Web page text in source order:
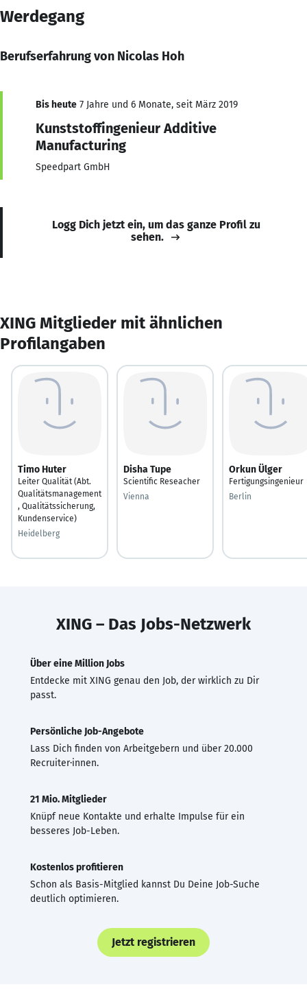
Werdegang
Berufserfahrung von Nicolas Hoh
Bis heute 7 Jahre und 6 Monate, seit März 2019
Kunststoffingenieur Additive
Manufacturing
Speedpart GmbH
Logg Dich jetzt ein, um das ganze Profil zu
sehen.
XING Mitglieder mit ähnlichen
Profilangaben
Timo Huter
Leiter Qualität (Abt.
Qualitätsmanagement
, Qualitätssicherung,
Kundenservice)
Heidelberg
Disha Tupe
Scientific Reseacher
Vienna
Orkun Ülger
Fertigungsingenieur
Berlin
XING – Das Jobs-Netzwerk
Über eine Million Jobs
Entdecke mit XING genau den Job, der wirklich zu Dir
passt.
Persönliche Job-Angebote
Lass Dich finden von Arbeitgebern und über 20.000
Recruiter·innen.
21 Mio. Mitglieder
Knüpf neue Kontakte und erhalte Impulse für ein
besseres Job-Leben.
Kostenlos profitieren
Schon als Basis-Mitglied kannst Du Deine Job-Suche
deutlich optimieren.
Jetzt registrieren